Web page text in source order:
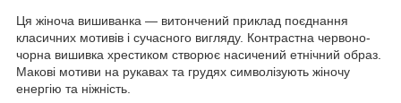
Ця жіноча вишиванка — витончений приклад поєднання
класичних мотивів і сучасного вигляду. Контрастна червоно-
чорна вишивка хрестиком створює насичений етнічний образ.
Макові мотиви на рукавах та грудях символізують жіночу
енергію та ніжність.